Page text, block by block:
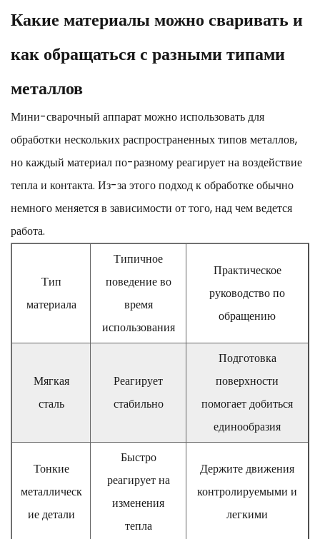
Какие материалы можно сваривать и
как обращаться с разными типами
металлов
Мини-сварочный аппарат можно использовать для
обработки нескольких распространенных типов металлов,
но каждый материал по-разному реагирует на воздействие
тепла и контакта. Из-за этого подход к обработке обычно
немного меняется в зависимости от того, над чем ведется
работа.
Тип
материала
Типичное
поведение во
время
использования
Практическое
руководство по
обращению
Мягкая
сталь
Реагирует
стабильно
Подготовка
поверхности
помогает добиться
единообразия
Тонкие
металлическ
ие детали
Быстро
реагирует на
изменения
тепла
Держите движения
контролируемыми и
легкими